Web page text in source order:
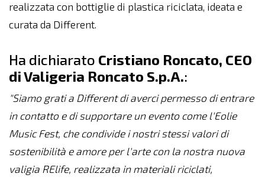
realizzata con bottiglie di plastica riciclata, ideata e
curata da Different.
Ha dichiarato Cristiano Roncato, CEO
di Valigeria Roncato S.p.A.:
"Siamo grati a Different di averci permesso di entrare
in contatto e di supportare un evento come l'Eolie
Music Fest, che condivide i nostri stessi valori di
sostenibilità e amore per l'arte con la nostra nuova
valigia RElife, realizzata in materiali riciclati,